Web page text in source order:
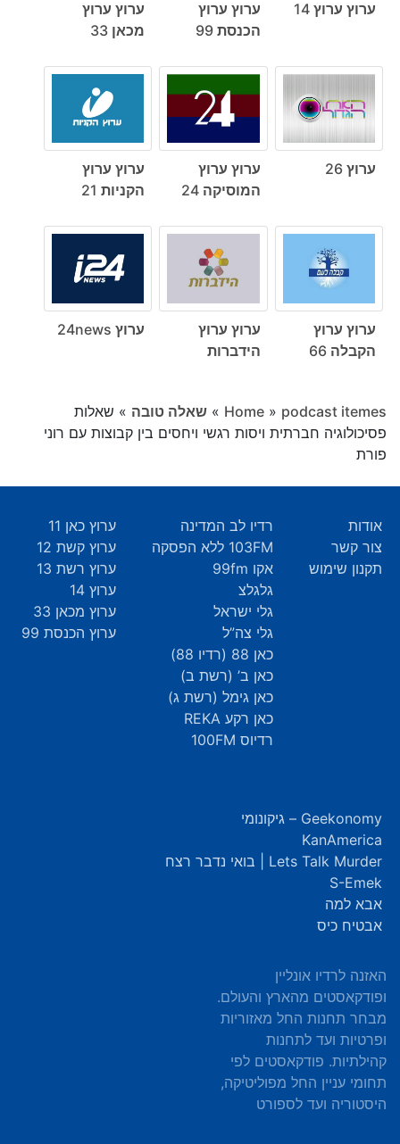
ערוץ ערוץ 14
ערוץ ערוץ
הכנסת 99
ערוץ ערוץ
מכאן 33
ערוץ 26
ערוץ ערוץ
המוסיקה 24
ערוץ ערוץ
הקניות 21
ערוץ ערוץ
הקבלה 66
ערוץ ערוץ
הידברות
ערוץ 24news
Home » podcast itemes
» שאלה טובה » שאלות
פסיכולוגיה חברתית ויסות רגשי ויחסים בין קבוצות עם רוני
פורת
אודות
צור קשר
תקנון שימוש
רדיו לב המדינה
103FM ללא הפסקה
אקו 99fm
גלגלצ
גלי ישראל
גלי צה”ל
כאן 88 (רדיו 88)
כאן ב’ (רשת ב)
כאן גימל (רשת ג)
כאן רקע REKA
רדיוס 100FM
ערוץ כאן 11
ערוץ קשת 12
ערוץ רשת 13
ערוץ 14
ערוץ מכאן 33
ערוץ הכנסת 99
Geekonomy – גיקונומי
KanAmerica
Lets Talk Murder | בואי נדבר רצח
S-Emek
אבא למה
אבטיח כיס
האזנה לרדיו אונליין
ופודקאסטים מהארץ והעולם.
מבחר תחנות החל מאזוריות
ופרטיות ועד לתחנות
קהילתיות. פודקאסטים לפי
תחומי עניין החל מפוליטיקה,
היסטוריה ועד לספורט